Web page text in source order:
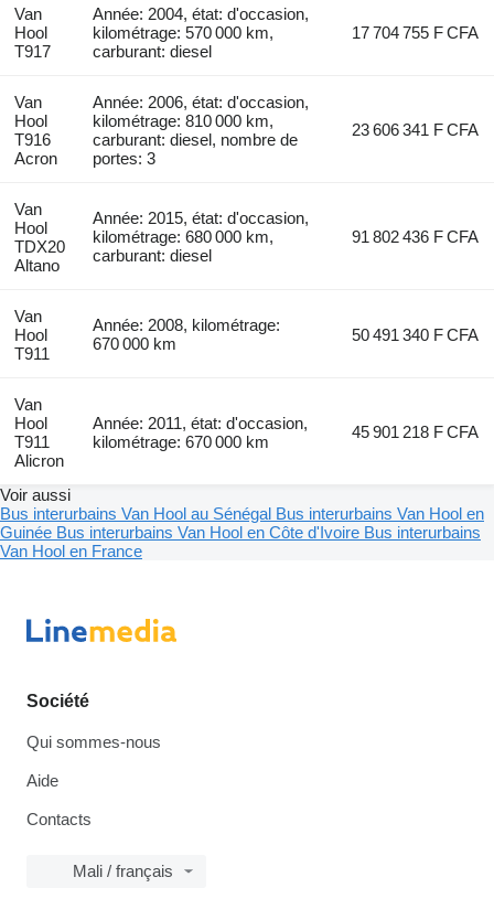
Van
Hool
T917
Année: 2004, état: d'occasion,
kilométrage: 570 000 km,
carburant: diesel
17 704 755 F CFA
Van
Hool
T916
Acron
Année: 2006, état: d'occasion,
kilométrage: 810 000 km,
carburant: diesel, nombre de
portes: 3
23 606 341 F CFA
Van
Hool
TDX20
Altano
Année: 2015, état: d'occasion,
kilométrage: 680 000 km,
carburant: diesel
91 802 436 F CFA
Van
Hool
T911
Année: 2008, kilométrage:
670 000 km
50 491 340 F CFA
Van
Hool
T911
Alicron
Année: 2011, état: d'occasion,
kilométrage: 670 000 km
45 901 218 F CFA
Voir aussi
Bus interurbains Van Hool au Sénégal Bus interurbains Van Hool en
Guinée Bus interurbains Van Hool en Côte d'Ivoire Bus interurbains
Van Hool en France
Société
Qui sommes-nous
Aide
Contacts
Mali / français